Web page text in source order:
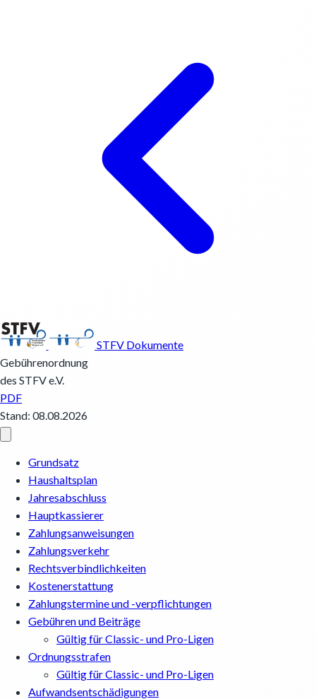
STFV Dokumente
Gebührenordnung
des STFV e.V.
PDF
Stand: 08.08.2026
Grundsatz
Haushaltsplan
Jahresabschluss
Hauptkassierer
Zahlungsanweisungen
Zahlungsverkehr
Rechtsverbindlichkeiten
Kostenerstattung
Zahlungstermine und -verpflichtungen
Gebühren und Beiträge
Gültig für Classic- und Pro-Ligen
Ordnungsstrafen
Gültig für Classic- und Pro-Ligen
Aufwandsentschädigungen